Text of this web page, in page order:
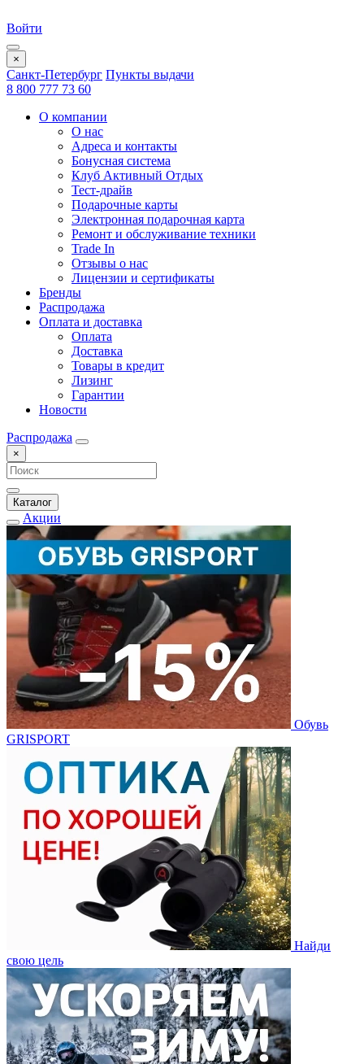
Войти
×
Санкт-Петербург Пункты выдачи
8 800 777 73 60
О компании
О нас
Адреса и контакты
Бонусная система
Клуб Активный Отдых
Тест-драйв
Подарочные карты
Электронная подарочная карта
Ремонт и обслуживание техники
Trade In
Отзывы о нас
Лицензии и сертификаты
Бренды
Распродажа
Оплата и доставка
Оплата
Доставка
Товары в кредит
Лизинг
Гарантии
Новости
Распродажа
×
Каталог
Акции
Обувь
GRISPORT
Найди
свою цель